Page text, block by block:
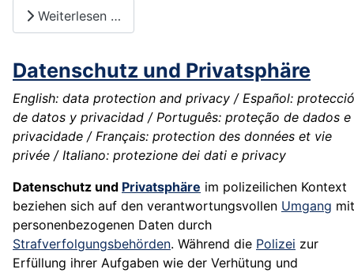
Weiterlesen …
Datenschutz und Privatsphäre
English: data protection and privacy / Español:
de datos y privacidad / Português: proteção de dados e
privacidade / Français: protection des données et vie
privée / Italiano: protezione dei dati e privacy
Datenschutz und Privatsphäre im polizeilichen Kontext
beziehen sich auf den verantwortungsvollen Umgang mit
personenbezogenen Daten durch
Strafverfolgungsbehörden. Während die Polizei zur
Erfüllung ihrer Aufgaben wie der Verhütung und